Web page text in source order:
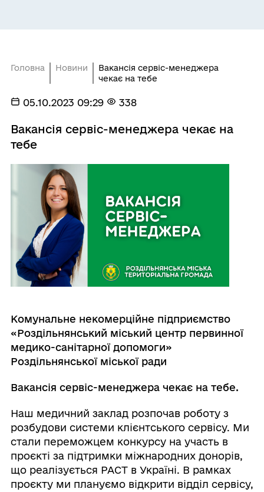
Головна Новини
Вакансія сервіс-менеджера
чекає на тебе
05.10.2023 09:29 338
Вакансія сервіс-менеджера чекає на
тебе
Комунальне некомерційне підприємство
«Роздільнянський міський центр первинної
медико-санітарної допомоги»
Роздільнянської міської ради
Вакансія сервіс-менеджера чекає на тебе.
Наш медичний заклад розпочав роботу з
розбудови системи клієнтського сервісу. Ми
стали переможцем конкурсу на участь в
проєкті за підтримки міжнародних донорів,
що реалізується PACT в Україні. В рамках
проєкту ми плануємо відкрити відділ сервісу,